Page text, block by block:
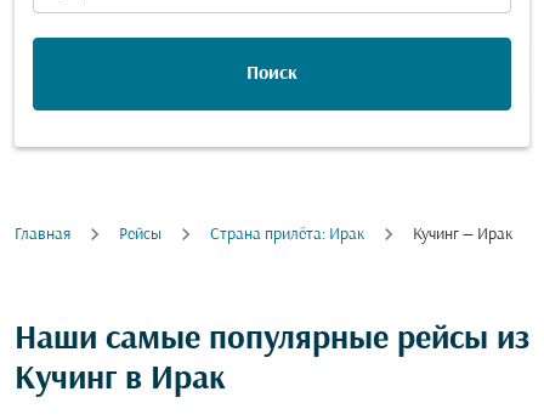
Поиск
Главная Рейсы Cтрана прилёта: Ирак Кучинг — Ирак
Наши самые популярные рейсы из
Кучинг в Ирак